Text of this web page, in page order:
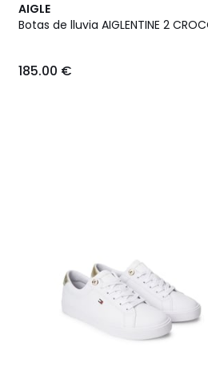
AIGLE
Botas de lluvia AIGLENTINE 2
185.00 €